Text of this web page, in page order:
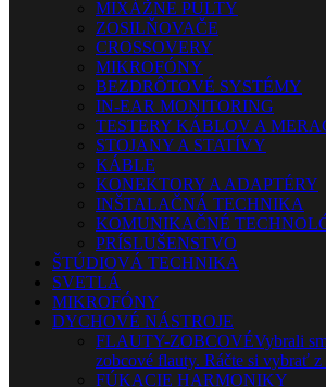
MIXÁŽNE PULTY
ZOSILŇOVAČE
CROSSOVERY
MIKROFÓNY
BEZDRÔTOVÉ SYSTÉMY
IN-EAR MONITORING
TESTERY KÁBLOV A
STOJANY A STATÍVY
KÁBLE
KONEKTORY A ADAPTÉRY
INŠTALAČNÁ TECHNIKA
KOMUNIKAČNÉ
PRÍSLUŠENSTVO
ŠTÚDIOVÁ TECHNIKA
SVETLÁ
MIKROFÓNY
DYCHOVÉ NÁSTROJE
FLAUTY-ZOBCOVÉVybrali
zobcové flauty. Ráčte si vybrať z
FÚKACIE HARMONIKY